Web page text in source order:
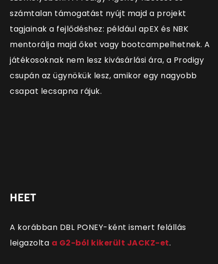
számtalan támogatást nyújt majd a projekt
tagjainak a fejlődéshez: például apEX és NBK
mentorálja majd őket vagy bootcampelhetnek. A
játékosoknak nem lesz kivásárlási ára, a Prodigy
csupán az ügynökük lesz, amikor egy nagyobb
csapat lecsapna rájuk.
HEET
A korábban DBL PONEY-ként ismert felállás
leigazolta a G2-ból kikerült JACKZ-et.